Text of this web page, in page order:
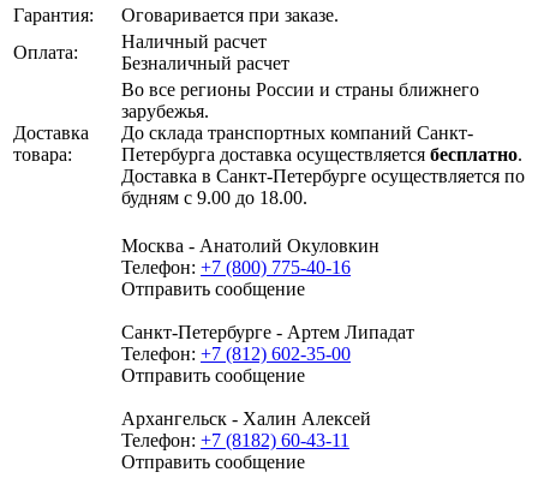
Гарантия:
Оговаривается при заказе.
Оплата:
Наличный расчет
Безналичный расчет
Доставка
товара:
Во все регионы России и страны ближнего
зарубежья.
До склада транспортных компаний Санкт-
Петербурга доставка осуществляется бесплатно.
Доставка в Санкт-Петербурге осуществляется по
будням с 9.00 до 18.00.
Москва - Анатолий Окуловкин
Телефон: +7 (800) 775-40-16
Отправить сообщение
Санкт-Петербурге - Артем Липадат
Телефон: +7 (812) 602-35-00
Отправить сообщение
Архангельск - Халин Алексей
Телефон: +7 (8182) 60-43-11
Отправить сообщение